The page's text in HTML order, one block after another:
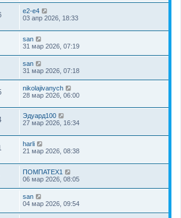
e2-e4
03 апр 2026, 18:33
san
31 мар 2026, 07:19
san
31 мар 2026, 07:18
nikolajivanych
28 мар 2026, 06:00
Эдуард100
27 мар 2026, 16:34
harli
21 мар 2026, 08:38
ПОМПАТЕХ1
06 мар 2026, 08:05
san
04 мар 2026, 09:54